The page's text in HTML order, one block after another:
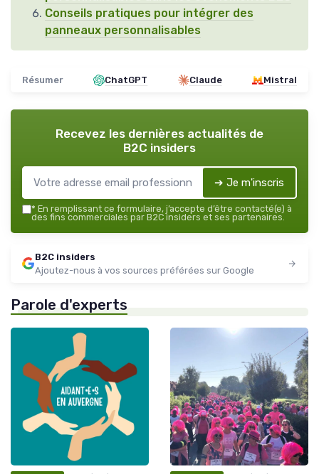
Conseils pratiques pour intégrer des
panneaux personnalisables
Résumer ChatGPT Claude Mistral
Recevez les dernières actualités de
B2C insiders
➔ Je m'inscris
* En remplissant ce formulaire, j’accepte d’être contacté(e) à
des fins commerciales par B2C insiders et ses partenaires.
B2C insiders
Ajoutez-nous à vos sources préférées sur Google
Parole d'experts